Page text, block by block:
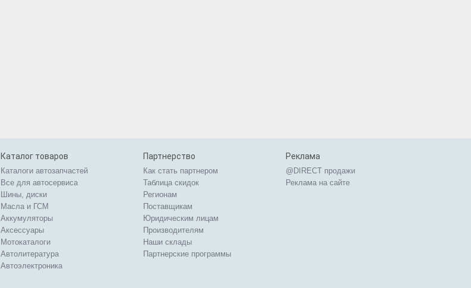
Каталог товаров
Каталоги автозапчастей
Все для автосервиса
Шины, диски
Масла и ГСМ
Аккумуляторы
Аксессуары
Мотокаталоги
Автолитература
Автоэлектроника
Партнерство
Как стать партнером
Таблица скидок
Регионам
Поставщикам
Юридическим лицам
Производителям
Наши склады
Партнерские программы
Реклама
@DIRECT продажи
Реклама на сайте